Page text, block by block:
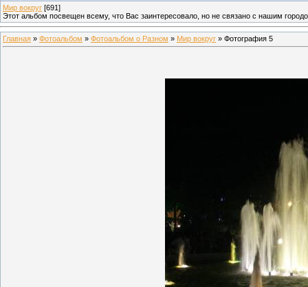
Мир вокруг [691]
Этот альбом посвещен всему, что Вас заинтересовало, но не связано с нашим
Главная » Фотоальбом » Фотоальбом о Разном » Мир вокруг » Фотография 5